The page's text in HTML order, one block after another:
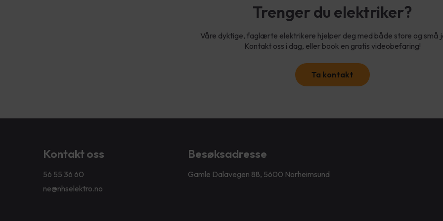
Trenger du elektriker?
Våre dyktige, faglærte elektrikere hjelper deg med både store og små
Kontakt oss i dag, eller book en gratis videobefaring!
Ta kontakt
Kontakt oss
56 55 36 60
ne@nhselektro.no
Besøksadresse
Gamle Dalavegen 88, 5600 Norheimsund